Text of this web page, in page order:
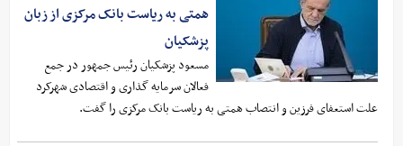
همتی به ریاست بانک مرکزی از زبان
پزشکیان
مسعود پزشکیان رئیس جمهور در جمع
فعالان سرمایه گذاری و اقتصادی شهرکرد
علت استعفای فرزین و انتصاب همتی به ریاست بانک مرکزی را گفت.